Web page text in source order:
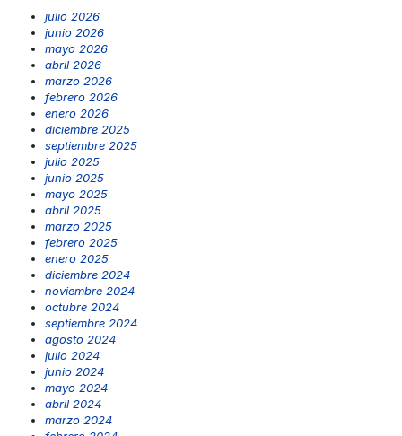
julio 2026
junio 2026
mayo 2026
abril 2026
marzo 2026
febrero 2026
enero 2026
diciembre 2025
septiembre 2025
julio 2025
junio 2025
mayo 2025
abril 2025
marzo 2025
febrero 2025
enero 2025
diciembre 2024
noviembre 2024
octubre 2024
septiembre 2024
agosto 2024
julio 2024
junio 2024
mayo 2024
abril 2024
marzo 2024